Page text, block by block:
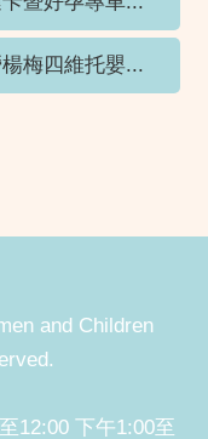
梅四維托嬰...
and Children
12:00 下午1:00至